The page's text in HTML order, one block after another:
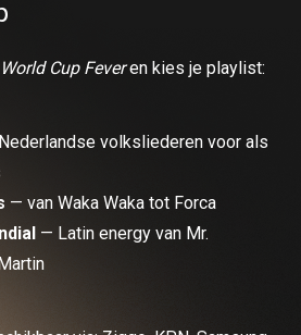
World Cup Feveren kies je playlist:
volksliederen voor als
— van Waka Waka tot Forca
— Latin energy van Mr.